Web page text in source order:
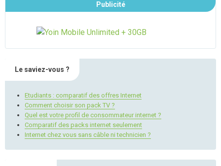
Publicité
Le saviez-vous ?
Etudiants : comparatif des offres Internet
Comment choisir son pack TV ?
Quel est votre profil de consommateur internet ?
Comparatif des packs internet seulement
Internet chez vous sans câble ni technicien ?